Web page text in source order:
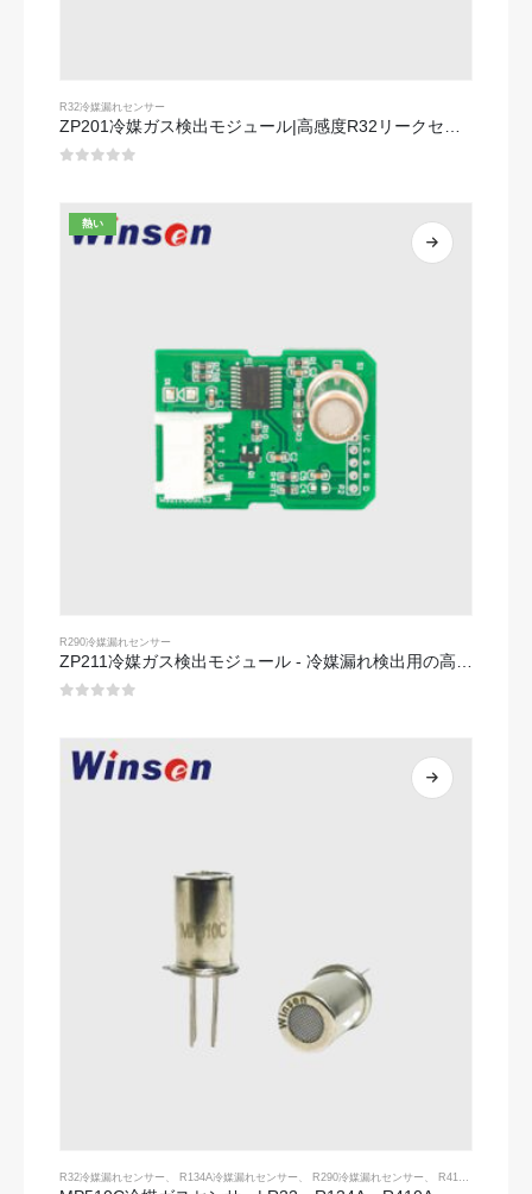
R32冷媒漏れセンサー
ZP201冷媒ガス検出モジュール|高感度R32リークセンサー
熱い
R290冷媒漏れセンサー
ZP211冷媒ガス検出モジュール - 冷媒漏れ検出用の高感度センサー
R32冷媒漏れセンサー R134A冷媒漏れセンサー R290冷媒漏れセンサー R410A冷媒漏れセンサー